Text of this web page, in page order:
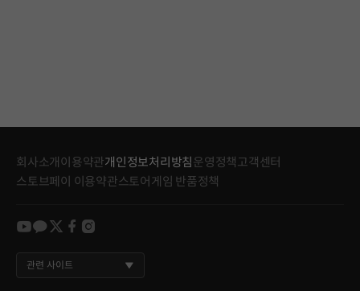
회사소개 이용약관개인정보처리방침 운영정책고객센터
스토브페이 이용약관스토어게임 반품정책
youtube
kakao
twitter
facebook
instagram
관련 사이트